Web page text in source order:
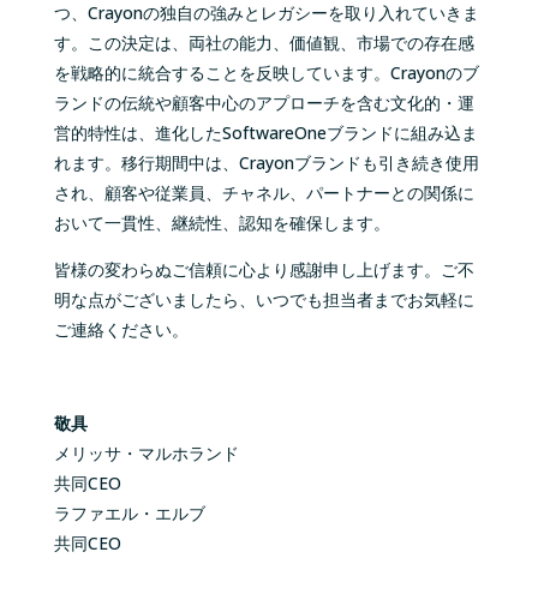
つ、 Crayonの独自の強みとレガシーを取り入れていきま
す。この決定は、両社の能力、価値観、市場での存在感
を戦略的に統合することを反映しています。 Crayonのブ
ランドの伝統や顧客中心のアプローチを含む文化的・運
営的特性は、進化したSoftwareOneブランドに組み込ま
れます。移行期間中は、 Crayonブランドも引き続き使用
され、顧客や従業員、チャネル、パートナーとの関係に
おいて一貫性、継続性、認知を確保します。
皆様の変わらぬご信頼に心より感謝申し上げます。ご不
明な点がございましたら、いつでも担当者までお気軽に
ご連絡ください。
敬具
メリッサ・マルホランド
共同CEO
ラファエル・エルブ
共同CEO